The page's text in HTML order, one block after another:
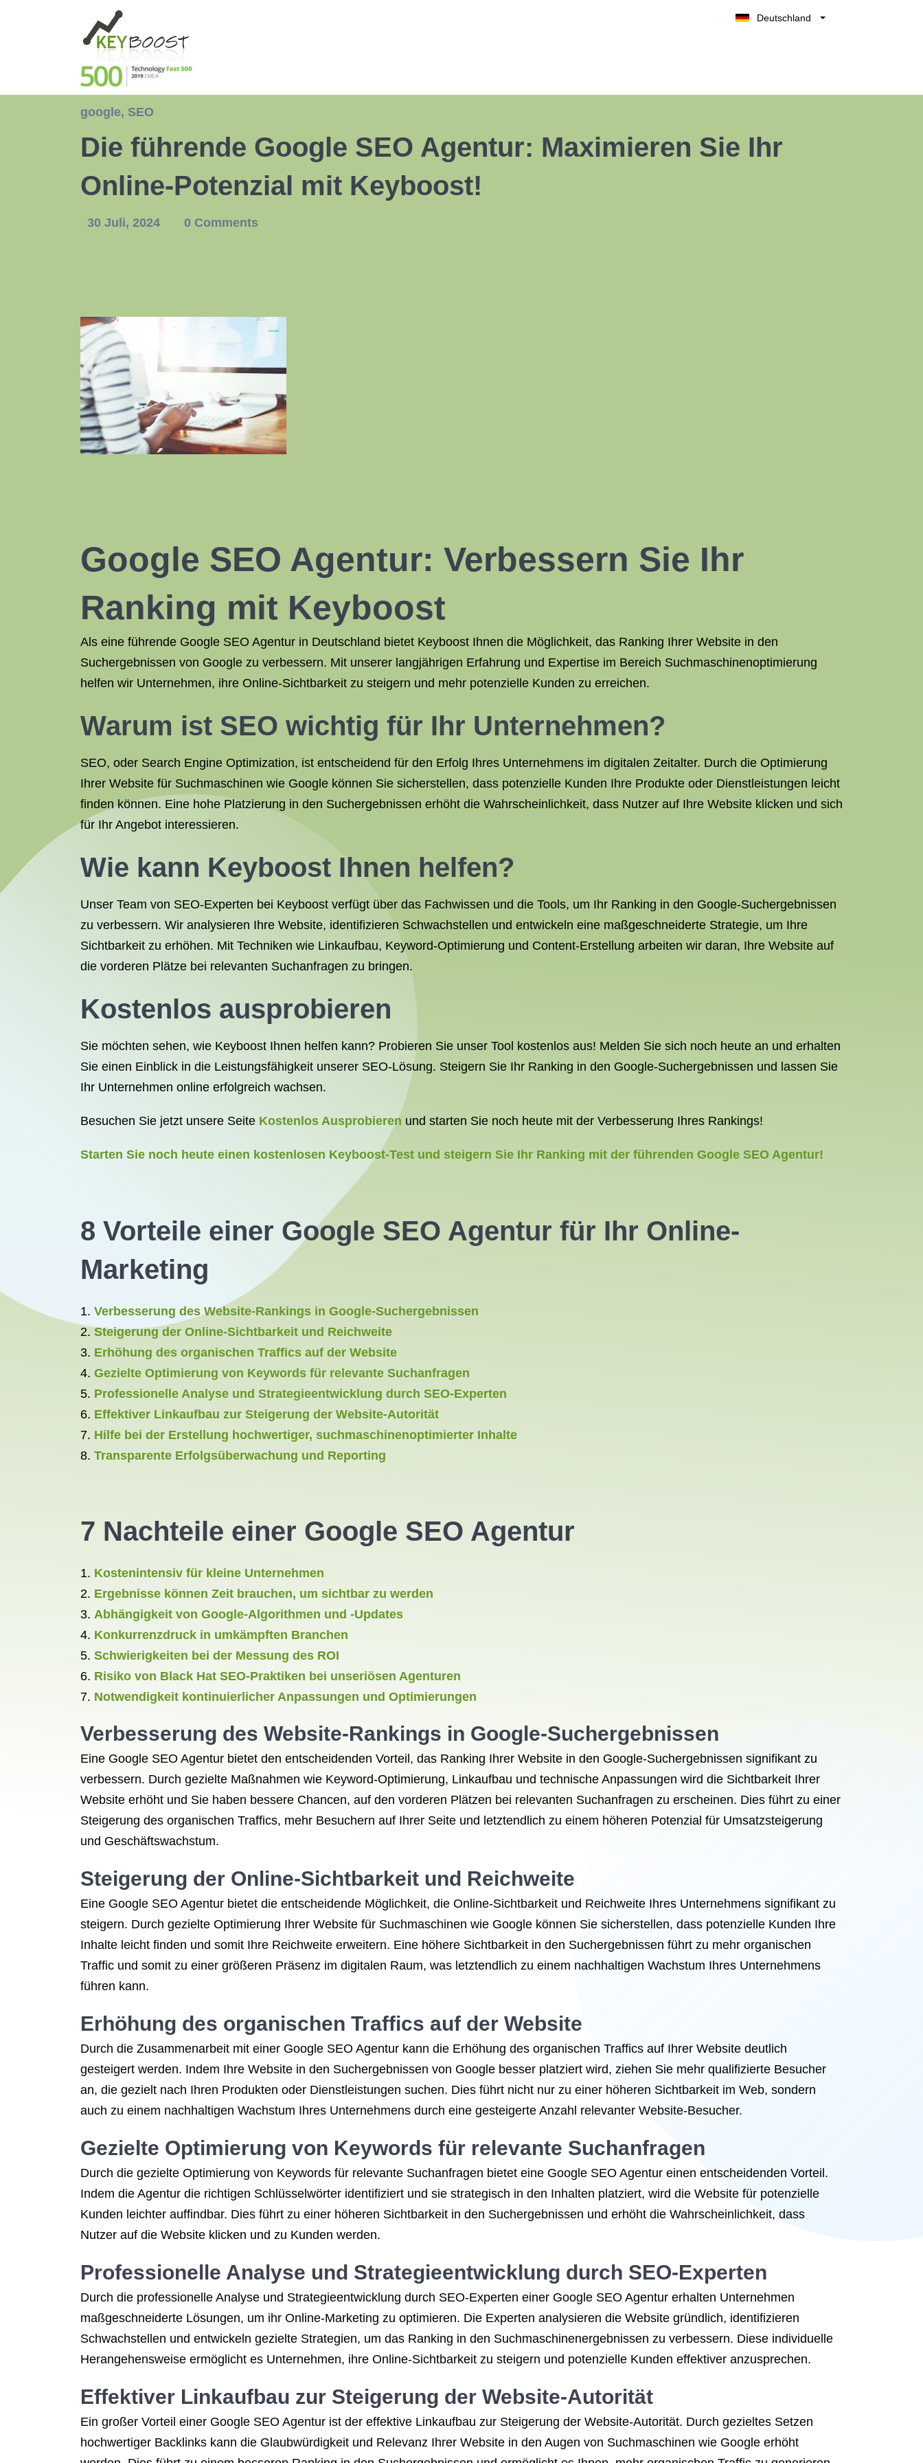
Deutschland
España
google, SEO
Die führende Google SEO Agentur: Maximieren Sie Ihr
Online-Potenzial mit Keyboost!
30 Juli, 2024 0 Comments
Google SEO Agentur: Verbessern Sie Ihr
Ranking mit Keyboost
Als eine führende Google SEO Agentur in Deutschland bietet Keyboost Ihnen die Möglichkeit, das Ranking Ihrer Website in den
Suchergebnissen von Google zu verbessern. Mit unserer langjährigen Erfahrung und Expertise im Bereich Suchmaschinenoptimierung
helfen wir Unternehmen, ihre Online-Sichtbarkeit zu steigern und mehr potenzielle Kunden zu erreichen.
Warum ist SEO wichtig für Ihr Unternehmen?
SEO, oder Search Engine Optimization, ist entscheidend für den Erfolg Ihres Unternehmens im digitalen Zeitalter. Durch die Optimierung
Ihrer Website für Suchmaschinen wie Google können Sie sicherstellen, dass potenzielle Kunden Ihre Produkte oder Dienstleistungen leicht
finden können. Eine hohe Platzierung in den Suchergebnissen erhöht die Wahrscheinlichkeit, dass Nutzer auf Ihre Website klicken und sich
für Ihr Angebot interessieren.
Wie kann Keyboost Ihnen helfen?
Unser Team von SEO-Experten bei Keyboost verfügt über das Fachwissen und die Tools, um Ihr Ranking in den Google-Suchergebnissen
zu verbessern. Wir analysieren Ihre Website, identifizieren Schwachstellen und entwickeln eine maßgeschneiderte Strategie, um Ihre
Sichtbarkeit zu erhöhen. Mit Techniken wie Linkaufbau, Keyword-Optimierung und Content-Erstellung arbeiten wir daran, Ihre Website auf
die vorderen Plätze bei relevanten Suchanfragen zu bringen.
Kostenlos ausprobieren
Sie möchten sehen, wie Keyboost Ihnen helfen kann? Probieren Sie unser Tool kostenlos aus! Melden Sie sich noch heute an und erhalten
Sie einen Einblick in die Leistungsfähigkeit unserer SEO-Lösung. Steigern Sie Ihr Ranking in den Google-Suchergebnissen und lassen Sie
Ihr Unternehmen online erfolgreich wachsen.
Besuchen Sie jetzt unsere Seite Kostenlos Ausprobieren und starten Sie noch heute mit der Verbesserung Ihres Rankings!
Starten Sie noch heute einen kostenlosen Keyboost-Test und steigern Sie Ihr Ranking mit der führenden Google SEO Agentur!
8 Vorteile einer Google SEO Agentur für Ihr Online-
Marketing
Verbesserung des Website-Rankings in Google-Suchergebnissen
Steigerung der Online-Sichtbarkeit und Reichweite
Erhöhung des organischen Traffics auf der Website
Gezielte Optimierung von Keywords für relevante Suchanfragen
Professionelle Analyse und Strategieentwicklung durch SEO-Experten
Effektiver Linkaufbau zur Steigerung der Website-Autorität
Hilfe bei der Erstellung hochwertiger, suchmaschinenoptimierter Inhalte
Transparente Erfolgsüberwachung und Reporting
7 Nachteile einer Google SEO Agentur
Kostenintensiv für kleine Unternehmen
Ergebnisse können Zeit brauchen, um sichtbar zu werden
Abhängigkeit von Google-Algorithmen und -Updates
Konkurrenzdruck in umkämpften Branchen
Schwierigkeiten bei der Messung des ROI
Risiko von Black Hat SEO-Praktiken bei unseriösen Agenturen
Notwendigkeit kontinuierlicher Anpassungen und Optimierungen
Verbesserung des Website-Rankings in Google-Suchergebnissen
Eine Google SEO Agentur bietet den entscheidenden Vorteil, das Ranking Ihrer Website in den Google-Suchergebnissen signifikant zu
verbessern. Durch gezielte Maßnahmen wie Keyword-Optimierung, Linkaufbau und technische Anpassungen wird die Sichtbarkeit Ihrer
Website erhöht und Sie haben bessere Chancen, auf den vorderen Plätzen bei relevanten Suchanfragen zu erscheinen. Dies führt zu einer
Steigerung des organischen Traffics, mehr Besuchern auf Ihrer Seite und letztendlich zu einem höheren Potenzial für Umsatzsteigerung
und Geschäftswachstum.
Steigerung der Online-Sichtbarkeit und Reichweite
Eine Google SEO Agentur bietet die entscheidende Möglichkeit, die Online-Sichtbarkeit und Reichweite Ihres Unternehmens signifikant zu
steigern. Durch gezielte Optimierung Ihrer Website für Suchmaschinen wie Google können Sie sicherstellen, dass potenzielle Kunden Ihre
Inhalte leicht finden und somit Ihre Reichweite erweitern. Eine höhere Sichtbarkeit in den Suchergebnissen führt zu mehr organischen
Traffic und somit zu einer größeren Präsenz im digitalen Raum, was letztendlich zu einem nachhaltigen Wachstum Ihres Unternehmens
führen kann.
Erhöhung des organischen Traffics auf der Website
Durch die Zusammenarbeit mit einer Google SEO Agentur kann die Erhöhung des organischen Traffics auf Ihrer Website deutlich
gesteigert werden. Indem Ihre Website in den Suchergebnissen von Google besser platziert wird, ziehen Sie mehr qualifizierte Besucher
an, die gezielt nach Ihren Produkten oder Dienstleistungen suchen. Dies führt nicht nur zu einer höheren Sichtbarkeit im Web, sondern
auch zu einem nachhaltigen Wachstum Ihres Unternehmens durch eine gesteigerte Anzahl relevanter Website-Besucher.
Gezielte Optimierung von Keywords für relevante Suchanfragen
Durch die gezielte Optimierung von Keywords für relevante Suchanfragen bietet eine Google SEO Agentur einen entscheidenden Vorteil.
Indem die Agentur die richtigen Schlüsselwörter identifiziert und sie strategisch in den Inhalten platziert, wird die Website für potenzielle
Kunden leichter auffindbar. Dies führt zu einer höheren Sichtbarkeit in den Suchergebnissen und erhöht die Wahrscheinlichkeit, dass
Nutzer auf die Website klicken und zu Kunden werden.
Professionelle Analyse und Strategieentwicklung durch SEO-Experten
Durch die professionelle Analyse und Strategieentwicklung durch SEO-Experten einer Google SEO Agentur erhalten Unternehmen
maßgeschneiderte Lösungen, um ihr Online-Marketing zu optimieren. Die Experten analysieren die Website gründlich, identifizieren
Schwachstellen und entwickeln gezielte Strategien, um das Ranking in den Suchmaschinenergebnissen zu verbessern. Diese individuelle
Herangehensweise ermöglicht es Unternehmen, ihre Online-Sichtbarkeit zu steigern und potenzielle Kunden effektiver anzusprechen.
Effektiver Linkaufbau zur Steigerung der Website-Autorität
Ein großer Vorteil einer Google SEO Agentur ist der effektive Linkaufbau zur Steigerung der Website-Autorität. Durch gezieltes Setzen
hochwertiger Backlinks kann die Glaubwürdigkeit und Relevanz Ihrer Website in den Augen von Suchmaschinen wie Google erhöht